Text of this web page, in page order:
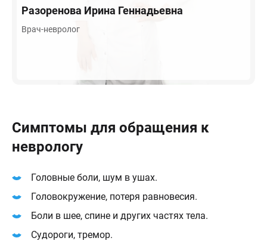
Разоренова Ирина Геннадьевна
Врач-невролог
Симптомы для обращения к
неврологу
Головные боли, шум в ушах.
Головокружение, потеря равновесия.
Боли в шее, спине и других частях тела.
Судороги, тремор.